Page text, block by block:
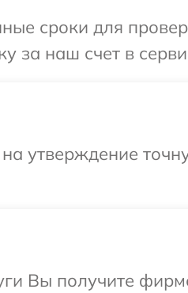
сроки для
за наш счет в
утверждение
Вы получите